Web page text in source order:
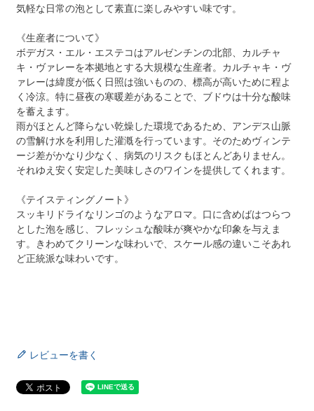
気軽な日常の泡として素直に楽しみやすい味です。
《生産者について》
ボデガス・エル・エステコはアルゼンチンの北部、カルチャ
キ・ヴァレーを本拠地とする大規模な生産者。カルチャキ・ヴ
ァレーは緯度が低く日照は強いものの、標高が高いために程よ
く冷涼。特に昼夜の寒暖差があることで、ブドウは十分な酸味
を蓄えます。
雨がほとんど降らない乾燥した環境であるため、アンデス山脈
の雪解け水を利用した灌漑を行っています。そのためヴィンテ
ージ差がかなり少なく、病気のリスクもほとんどありません。
それゆえ安く安定した美味しさのワインを提供してくれます。
《テイスティングノート》
スッキリドライなリンゴのようなアロマ。口に含めばはつらつ
とした泡を感じ、フレッシュな酸味が爽やかな印象を与えま
す。きわめてクリーンな味わいで、スケール感の違いこそあれ
ど正統派な味わいです。
レビューを書く